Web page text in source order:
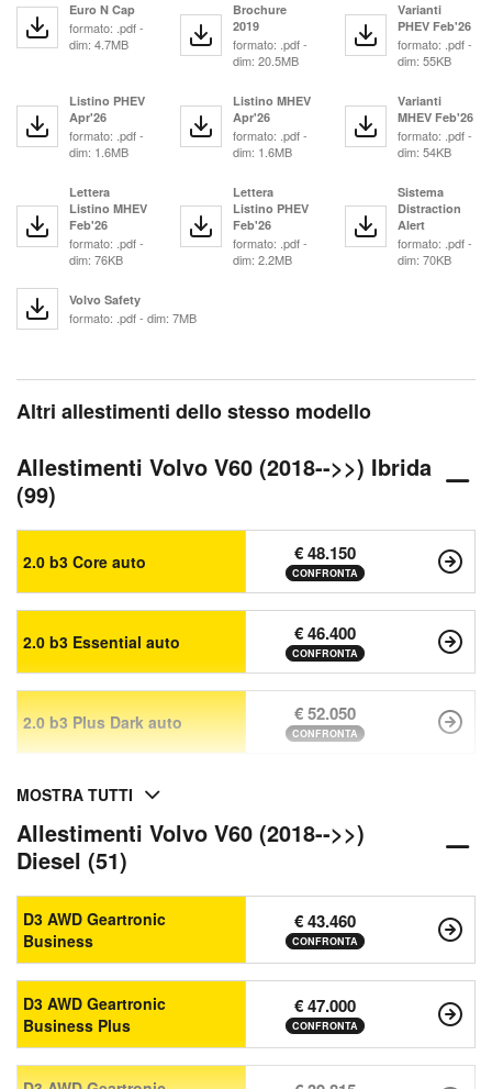
Euro N Cap
formato: .pdf -
dim: 4.7MB
Brochure
2019
formato: .pdf -
dim: 20.5MB
Varianti
PHEV Feb'26
formato: .pdf -
dim: 55KB
Listino PHEV
Apr'26
formato: .pdf -
dim: 1.6MB
Listino MHEV
Apr'26
formato: .pdf -
dim: 1.6MB
Varianti
MHEV Feb'26
formato: .pdf -
dim: 54KB
Lettera
Listino MHEV
Feb'26
formato: .pdf -
dim: 76KB
Lettera
Listino PHEV
Feb'26
formato: .pdf -
dim: 2.2MB
Sistema
Distraction
Alert
formato: .pdf -
dim: 70KB
Volvo Safety
formato: .pdf - dim: 7MB
Altri allestimenti dello stesso modello
Allestimenti Volvo V60 (2018-->>) Ibrida
(99)
2.0 b3 Core auto € 48.150
CONFRONTA
2.0 b3 Essential auto € 46.400
CONFRONTA
2.0 b3 Plus Dark auto € 52.050
CONFRONTA
MOSTRA TUTTI
Allestimenti Volvo V60 (2018-->>)
Diesel (51)
D3 AWD Geartronic
Business
€ 43.460
CONFRONTA
D3 AWD Geartronic
Business Plus
€ 47.000
CONFRONTA